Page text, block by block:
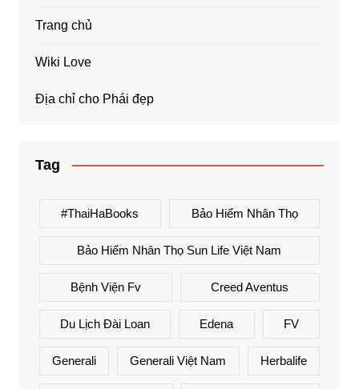
Trang chủ
Wiki Love
Địa chỉ cho Phái đẹp
Tag
#ThaiHaBooks Bảo Hiểm Nhân Thọ
Bảo Hiểm Nhân Thọ Sun Life Việt Nam
Bệnh Viện Fv Creed Aventus
Du Lịch Đài Loan Edena FV
Generali Generali Việt Nam Herbalife